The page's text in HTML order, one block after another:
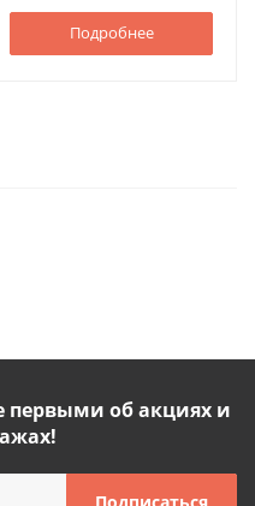
Подробнее
первыми об акциях и